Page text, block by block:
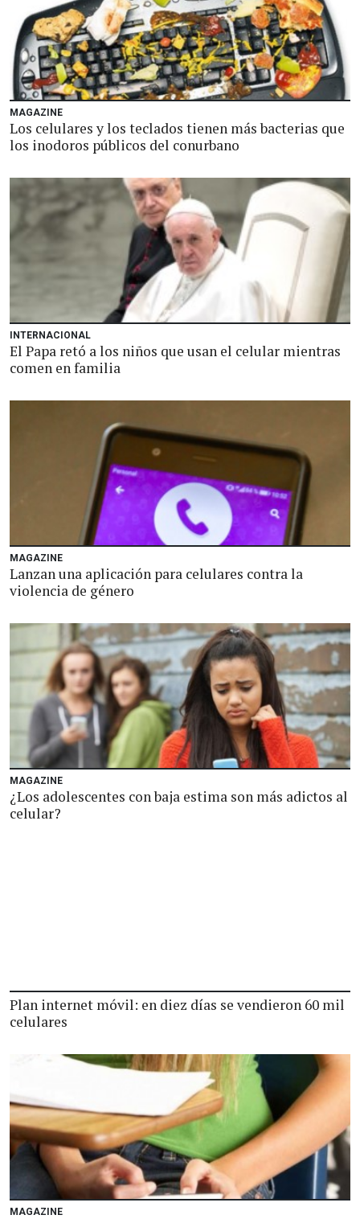
MAGAZINE
Los celulares y los teclados tienen más bacterias que
los inodoros públicos del conurbano
INTERNACIONAL
El Papa retó a los niños que usan el celular mientras
comen en familia
MAGAZINE
Lanzan una aplicación para celulares contra la
violencia de género
MAGAZINE
¿Los adolescentes con baja estima son más adictos al
celular?
Plan internet móvil: en diez días se vendieron 60 mil
celulares
MAGAZINE